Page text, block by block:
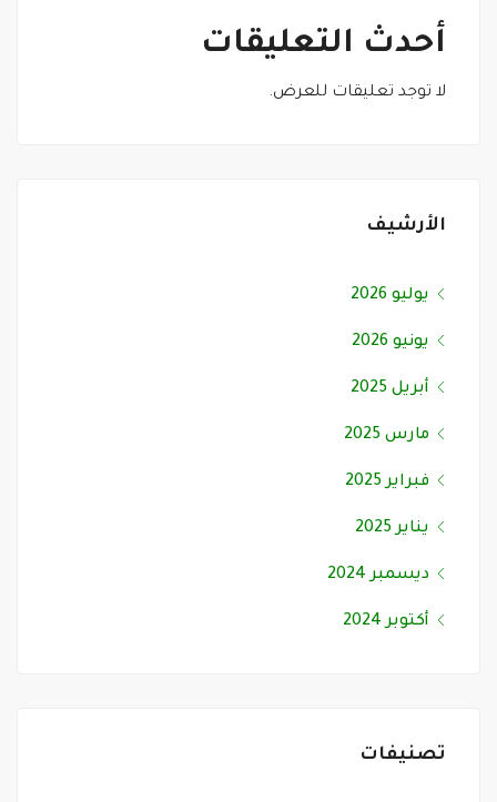
أحدث التعليقات
لا توجد تعليقات للعرض.
الأرشيف
يوليو 2026
يونيو 2026
أبريل 2025
مارس 2025
فبراير 2025
يناير 2025
ديسمبر 2024
أكتوبر 2024
تصنيفات